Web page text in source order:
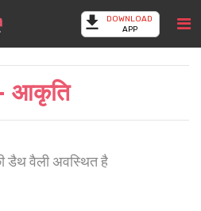
DOWNLOAD
APP
आकृति
डैथ वैली अवस्थित है